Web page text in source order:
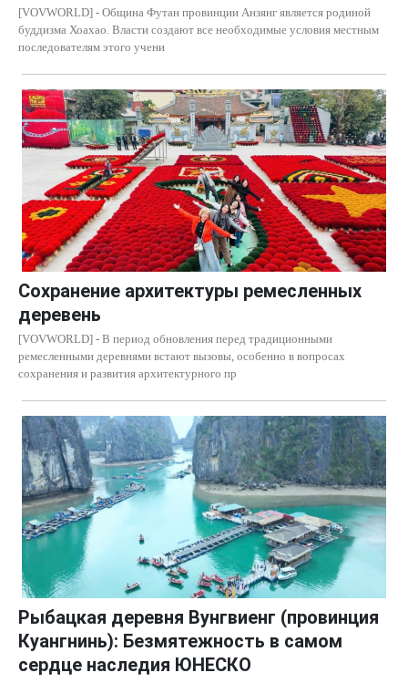
[VOVWORLD] - Община Футан провинции Анзянг является родиной
буддизма Хоахао. Власти создают все необходимые условия местным
последователям этого учени
Сохранение архитектуры ремесленных
деревень
[VOVWORLD] - В период обновления перед традиционными
ремесленными деревнями встают вызовы, особенно в вопросах
сохранения и развития архитектурного пр
Рыбацкая деревня Вунгвиенг (провинция
Куангнинь): Безмятежность в самом
сердце наследия ЮНЕСКО